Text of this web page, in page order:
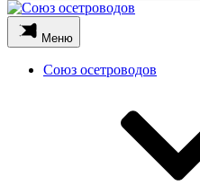
Меню
Союз осетроводов